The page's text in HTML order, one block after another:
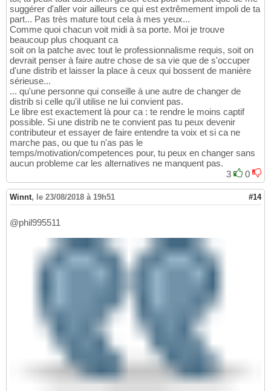
suggérer d'aller voir ailleurs ce qui est extrêmement impoli de ta
part... Pas très mature tout cela à mes yeux...
Comme quoi chacun voit midi à sa porte. Moi je trouve
beaucoup plus choquant ca
soit on la patche avec tout le professionnalisme requis, soit on
devrait penser à faire autre chose de sa vie que de s'occuper
d'une distrib et laisser la place à ceux qui bossent de manière
sérieuse...
... qu'une personne qui conseille à une autre de changer de
distrib si celle qu'il utilise ne lui convient pas.
Le libre est exactement là pour ca : te rendre le moins captif
possible. Si une distrib ne te convient pas tu peux devenir
contributeur et essayer de faire entendre ta voix et si ca ne
marche pas, ou que tu n'as pas le
temps/motivation/competences pour, tu peux en changer sans
aucun probleme car les alternatives ne manquent pas.
3
0
Winnt, le 23/08/2018 à 19h51 #14
@phil995511